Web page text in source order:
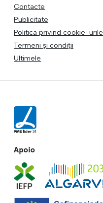
Contacte
Publicitate
Politica privind cookie-urile
Termeni și condiții
Ultimele
Apoio